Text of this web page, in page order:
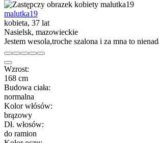
malutka19
kobieta, 37 lat
Nasielsk, mazowieckie
Jestem wesola,troche szalona i za mna to
Wzrost:
168 cm
Budowa ciała:
normalna
Kolor włósów:
brązowy
Dł. włosów:
do ramion